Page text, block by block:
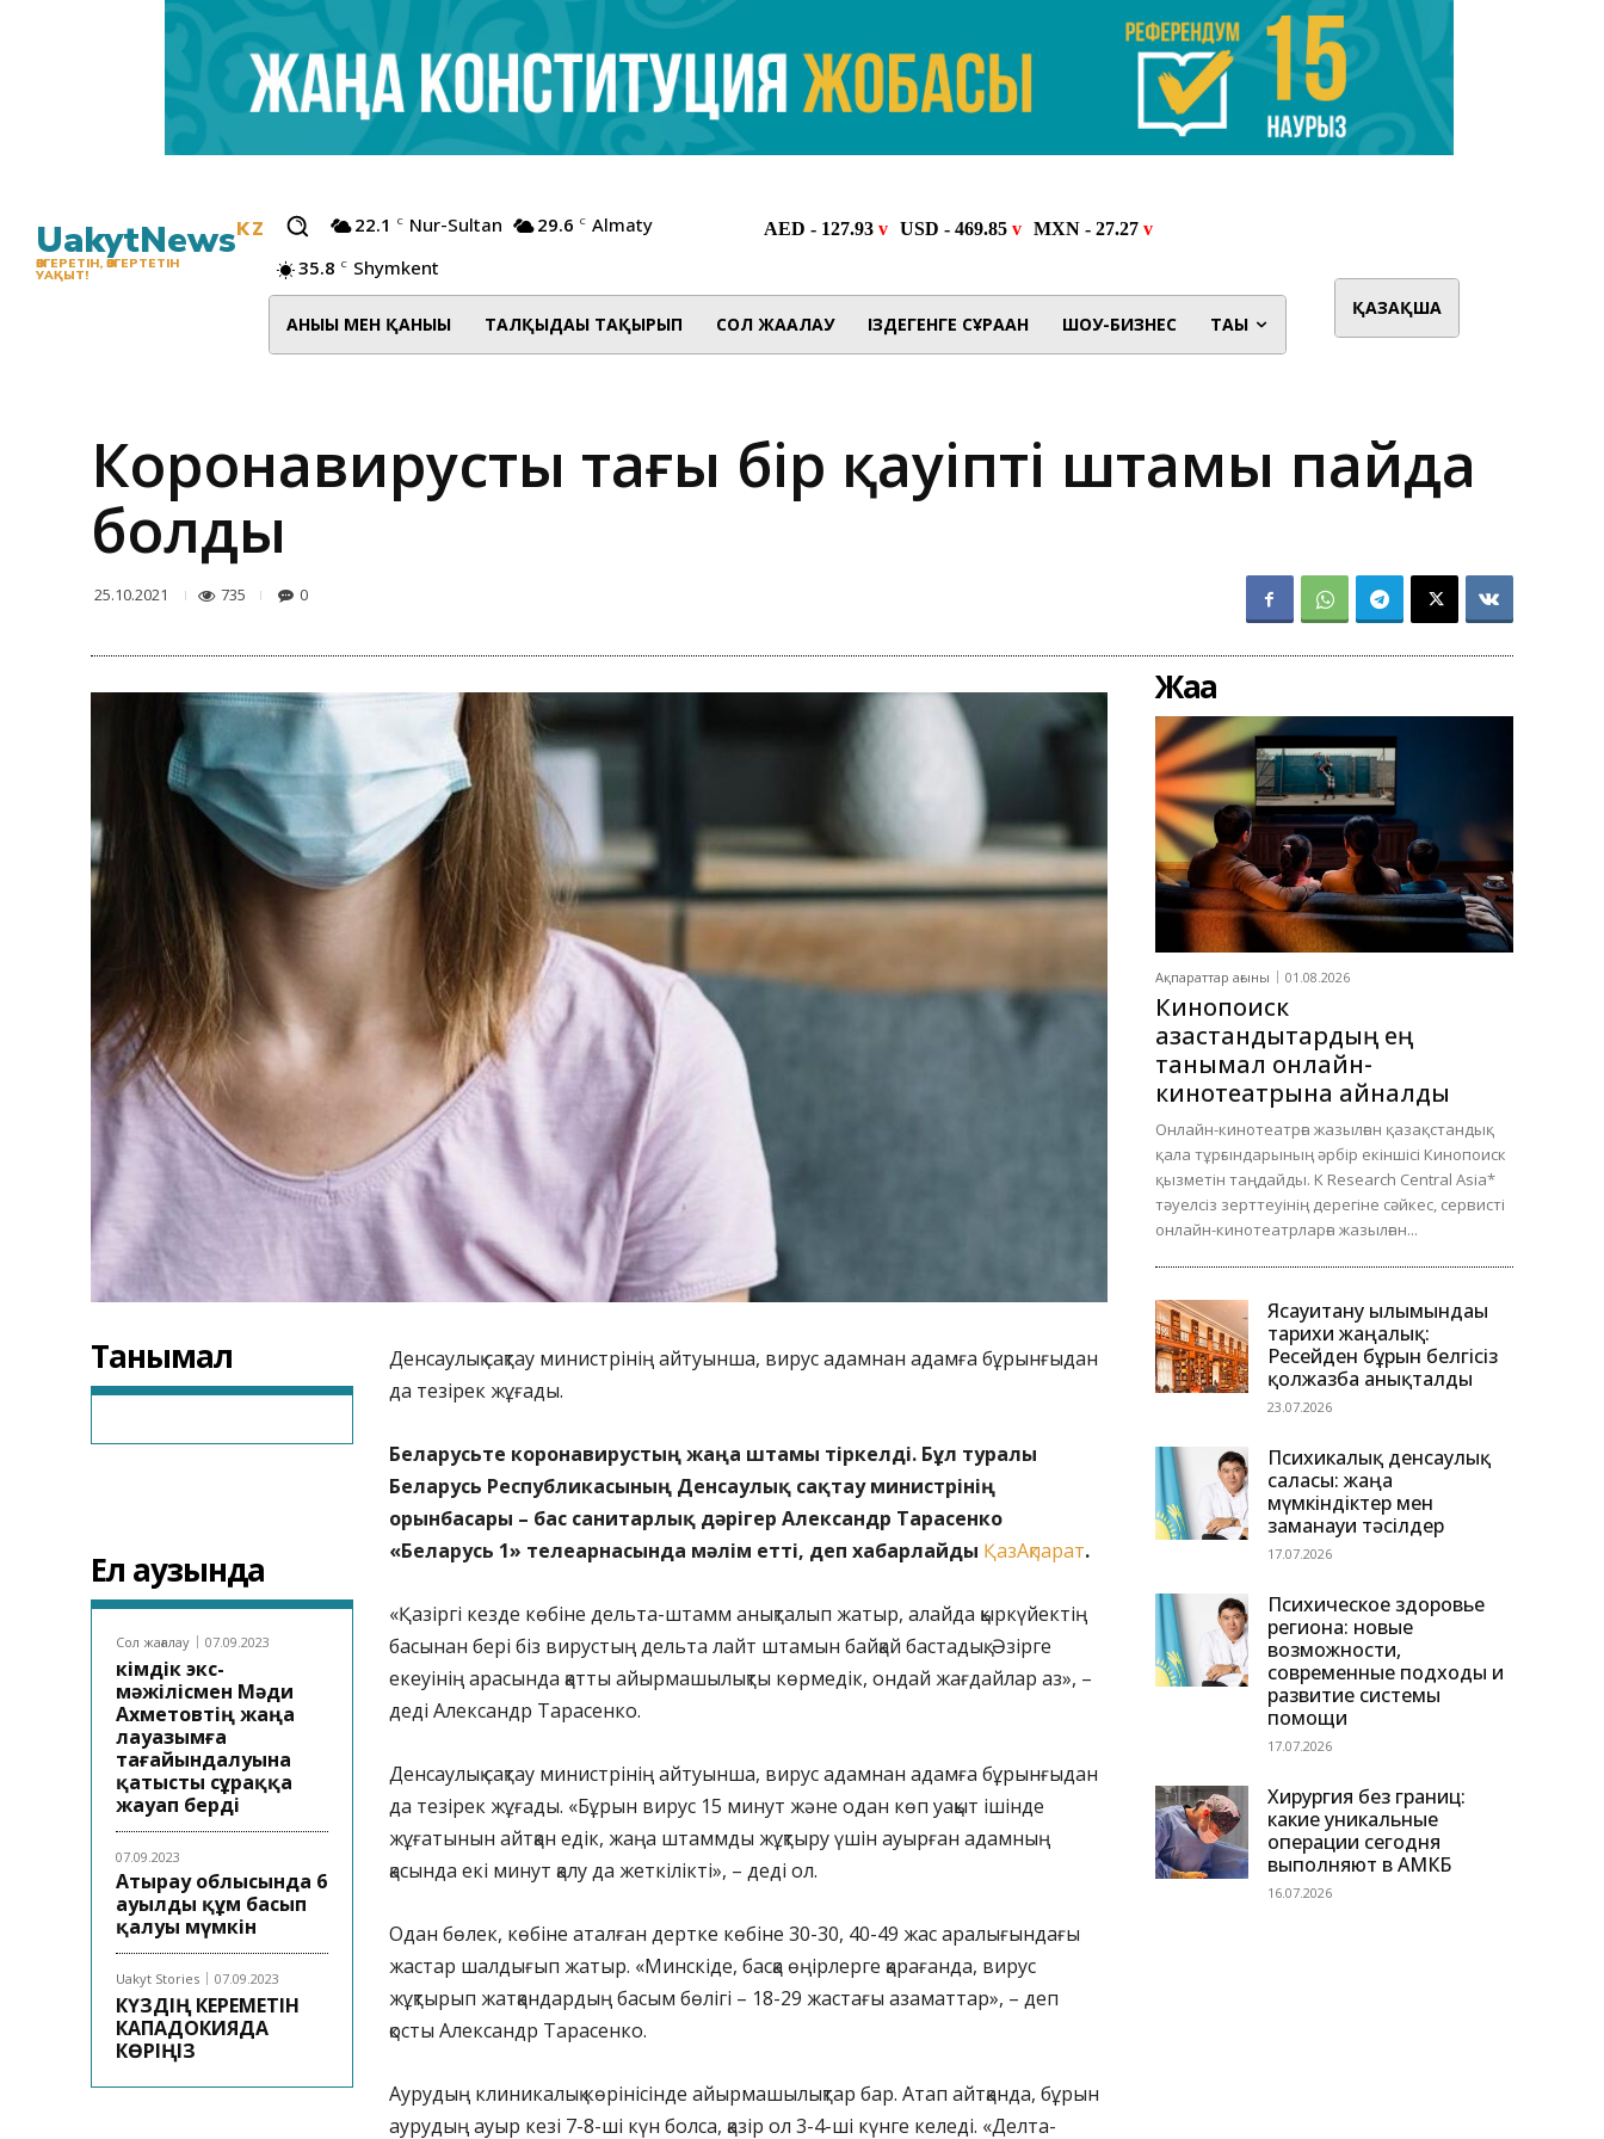
UakytNewsKZ
ӨЗГЕРЕТІН, ӨЗГЕРТЕТІН
УАҚЫТ!
22.1 C Nur-Sultan 29.6 C Almaty
35.8 C Shymkent
АНЫҒЫ МЕН ҚАНЫҒЫ ТАЛҚЫДАҒЫ ТАҚЫРЫП СОЛ ЖАҒАЛАУ ІЗДЕГЕНГЕ СҰРАҒАН ШОУ-БИЗНЕС ТАҒЫ
ҚАЗАҚША
Коронавирустың тағы бір қауіпті штамы пайда
болды
25.10.2021 735 0
Танымал
Ел аузында
Сол жағалау 07.09.2023
Әкімдік экс-
мәжілісмен Мәди
Ахметовтің жаңа
лауазымға
тағайындалуына
қатысты сұраққа
жауап берді
07.09.2023
Атырау облысында 6
ауылды құм басып
қалуы мүмкін
Uakyt Stories 07.09.2023
КҮЗДІҢ КЕРЕМЕТІН
КАПАДОКИЯДА
КӨРІҢІЗ
Денсаулық сақтау министрінің айтуынша, вирус адамнан адамға бұрынғыдан
да тезірек жұғады.
Беларусьте коронавирустың жаңа штамы тіркелді. Бұл туралы
Беларусь Республикасының Денсаулық сақтау министрінің
орынбасары – бас санитарлық дәрігер Александр Тарасенко
«Беларусь 1» телеарнасында мәлім етті, деп хабарлайды ҚазАқпарат.
«Қазіргі кезде көбіне дельта-штамм анықталып жатыр, алайда қыркүйектің
басынан бері біз вирустың дельта лайт штамын байқай бастадық. Әзірге
екеуінің арасында қатты айырмашылықты көрмедік, ондай жағдайлар аз», –
деді Александр Тарасенко.
Денсаулық сақтау министрінің айтуынша, вирус адамнан адамға бұрынғыдан
да тезірек жұғады. «Бұрын вирус 15 минут және одан көп уақыт ішінде
жұғатынын айтқан едік, жаңа штаммды жұқтыру үшін ауырған адамның
қасында екі минут қалу да жеткілікті», – деді ол.
Одан бөлек, көбіне аталған дертке көбіне 30-30, 40-49 жас аралығындағы
жастар шалдығып жатыр. «Минскіде, басқа өңірлерге қарағанда, вирус
жұқтырып жатқандардың басым бөлігі – 18-29 жастағы азаматтар», – деп
қосты Александр Тарасенко.
Аурудың клиникалық көрінісінде айырмашылықтар бар. Атап айтқанда, бұрын
аурудың ауыр кезі 7-8-ші күн болса, қазір ол 3-4-ші күнге келеді. «Делта-
Жаңа
Ақпараттар ағыны 01.08.2026
Кинопоиск
қазақстандықтардың ең
танымал онлайн-
кинотеатрына айналды
Онлайн-кинотеатрға жазылған қазақстандық
қала тұрғындарының әрбір екіншісі Кинопоиск
қызметін таңдайды. K Research Central Asia*
тәуелсіз зерттеуінің дерегіне сәйкес, сервисті
онлайн-кинотеатрларға жазылған...
Ясауитану ғылымындағы
тарихи жаңалық:
Ресейден бұрын белгісіз
қолжазба анықталды
23.07.2026
Психикалық денсаулық
саласы: жаңа
мүмкіндіктер мен
заманауи тәсілдер
17.07.2026
Психическое здоровье
региона: новые
возможности,
современные подходы и
развитие системы
помощи
17.07.2026
Хирургия без границ:
какие уникальные
операции сегодня
выполняют в АМКБ
16.07.2026